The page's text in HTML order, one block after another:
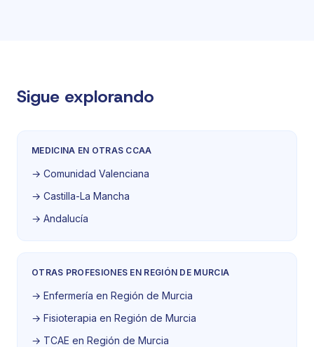
Sigue explorando
MEDICINA EN OTRAS CCAA
→ Comunidad Valenciana
→ Castilla-La Mancha
→ Andalucía
OTRAS PROFESIONES EN REGIÓN DE MURCIA
→ Enfermería en Región de Murcia
→ Fisioterapia en Región de Murcia
→ TCAE en Región de Murcia